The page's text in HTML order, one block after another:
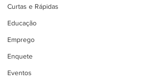
Curtas e Rápidas
Educação
Emprego
Enquete
Eventos